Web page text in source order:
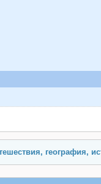
география,